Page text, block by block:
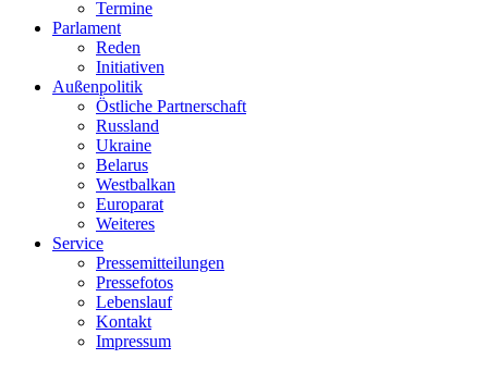
Termine
Parlament
Reden
Initiativen
Außenpolitik
Östliche Partnerschaft
Russland
Ukraine
Belarus
Westbalkan
Europarat
Weiteres
Service
Pressemitteilungen
Pressefotos
Lebenslauf
Kontakt
Impressum